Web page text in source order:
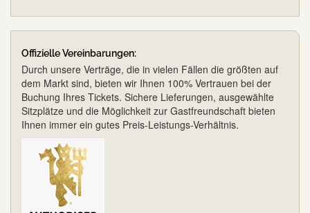
Offizielle Vereinbarungen:
Durch unsere Verträge, die in vielen Fällen die größten auf
dem Markt sind, bieten wir Ihnen 100% Vertrauen bei der
Buchung Ihres Tickets. Sichere Lieferungen, ausgewählte
Sitzplätze und die Möglichkeit zur Gastfreundschaft bieten
Ihnen immer ein gutes Preis-Leistungs-Verhältnis.